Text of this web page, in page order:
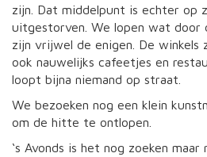
zijn. Dat middelpunt is echter op
uitgestorven. We lopen wat door
zijn vrijwel de enigen. De winkels
ook nauwelijks cafeetjes en
loopt bijna niemand op straat.
We bezoeken nog een klein
om de hitte te ontlopen.
‘s Avonds is het nog zoeken